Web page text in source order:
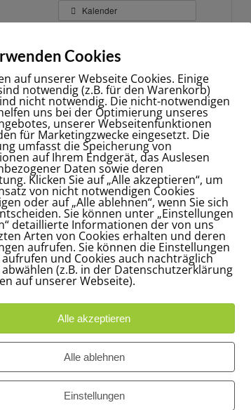
Kalender
repliziert.
Loges-Str.12
30657 Hannover
Cookies
auf unserer Webseite Cookies. Einige
notwendig (z.B. für den Warenkorb)
nicht notwendig. Die nicht-notwendigen
uns bei der Optimierung unseres
unserer Webseitenfunktionen
für Marketingzwecke eingesetzt. Die
umfasst die Speicherung von
auf Ihrem Endgerät, das Auslesen
Daten sowie deren
Klicken Sie auf „Alle akzeptieren“, um
von nicht notwendigen Cookies
oder auf „Alle ablehnen“, wenn Sie sich
Sie können unter „Einstellungen
detaillierte Informationen der von uns
Arten von Cookies erhalten und deren
aufrufen. Sie können die Einstellungen
und Cookies auch nachträglich
(z.B. in der Datenschutzerklärung
auf unserer Webseite).
Alle akzeptieren
Alle ablehnen
Einstellungen